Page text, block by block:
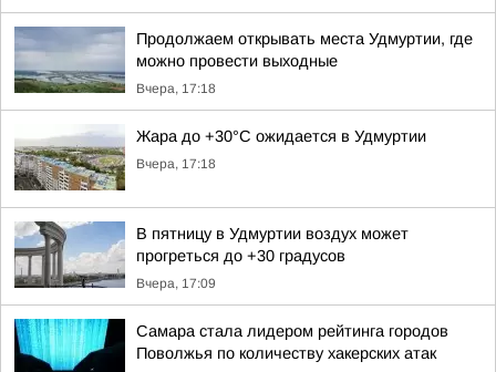
Продолжаем открывать места Удмуртии, где
можно провести выходные
Вчера, 17:18
Жара до +30°С ожидается в Удмуртии
Вчера, 17:18
В пятницу в Удмуртии воздух может
прогреться до +30 градусов
Вчера, 17:09
Самара стала лидером рейтинга городов
Поволжья по количеству хакерских атак